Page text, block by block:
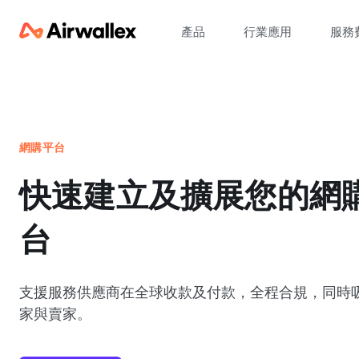
產品 行業應用 服務
網購平台
快速建立及擴展您的網
台
支援服務供應商在全球收款及付款，全程合規，同時
家與賣家。